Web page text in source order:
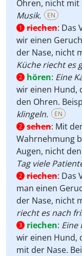
Ohren, nicht mit
Musik.
EN
1 riechen: Das
wir einen
der Nase, nicht
Küche riecht es
2 hören: Eine
wir einen Hund,
den Ohren.
klingeln.
EN
2 sehen: Mit
Wahrnehmung
Augen, nicht
Tag viele
2 riechen: Das
man einen
der Nase, nicht
riecht es nach
3 riechen: Eine
wir einen Hund,
mit der Nase.